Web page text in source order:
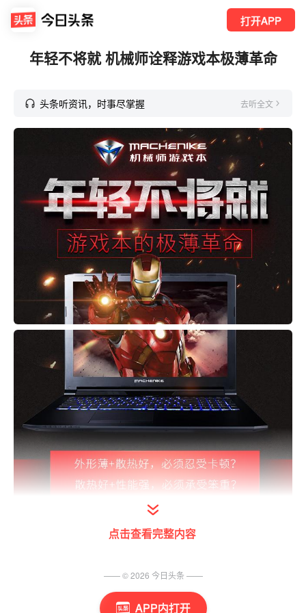
打开APP
APP内打开
年轻不将就 机械师诠释游戏本极薄革命
头条听资讯，时事尽掌握 去听全文
点击查看完整内容
—— ©2026 今日头条 ——